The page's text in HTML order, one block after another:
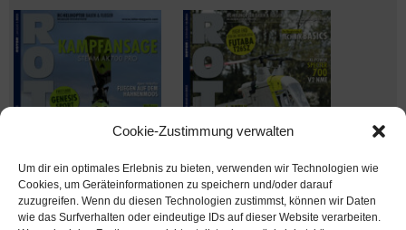
Cookie-Zustimmung verwalten
Um dir ein optimales Erlebnis zu bieten, verwenden wir Technologien wie
Cookies, um Geräteinformationen zu speichern und/oder darauf
zuzugreifen. Wenn du diesen Technologien zustimmst, können wir Daten
wie das Surfverhalten oder eindeutige IDs auf dieser Website verarbeiten.